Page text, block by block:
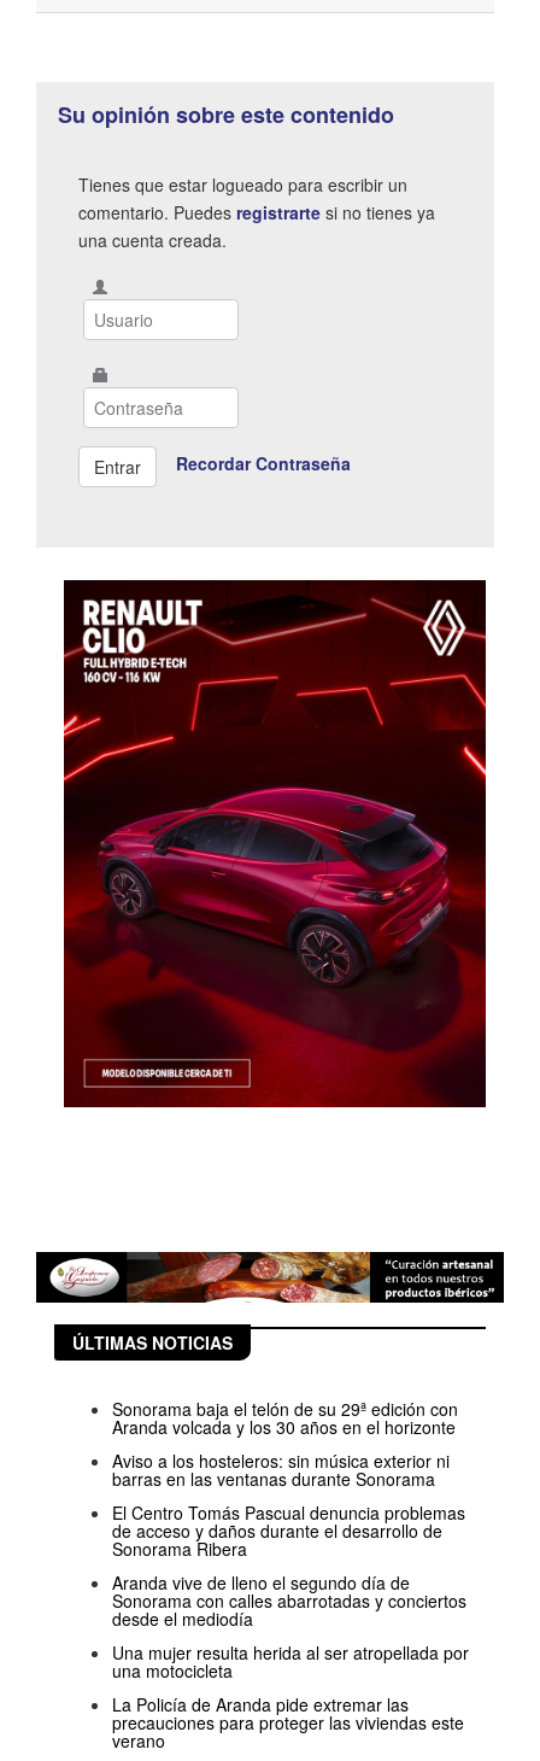
Su opinión sobre este contenido
Tienes que estar logueado para escribir un
comentario. Puedes registrarte si no tienes ya
una cuenta creada.
Recordar Contraseña
ÚLTIMAS NOTICIAS
Sonorama baja el telón de su 29ª edición con
Aranda volcada y los 30 años en el horizonte
Aviso a los hosteleros: sin música exterior ni
barras en las ventanas durante Sonorama
El Centro Tomás Pascual denuncia problemas
de acceso y daños durante el desarrollo de
Sonorama Ribera
Aranda vive de lleno el segundo día de
Sonorama con calles abarrotadas y conciertos
desde el mediodía
Una mujer resulta herida al ser atropellada por
una motocicleta
La Policía de Aranda pide extremar las
precauciones para proteger las viviendas este
verano